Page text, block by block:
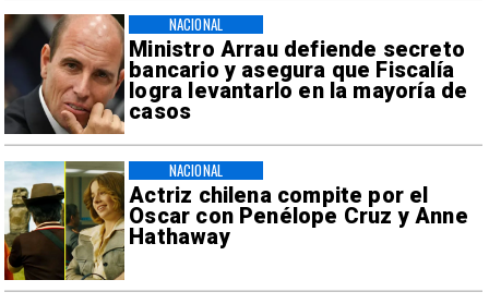
Ministro Arrau defiende secreto
bancario y asegura que Fiscalía
logra levantarlo en la mayoría de
casos
NACIONAL
Actriz chilena compite por el
Oscar con Penélope Cruz y Anne
Hathaway
NACIONAL